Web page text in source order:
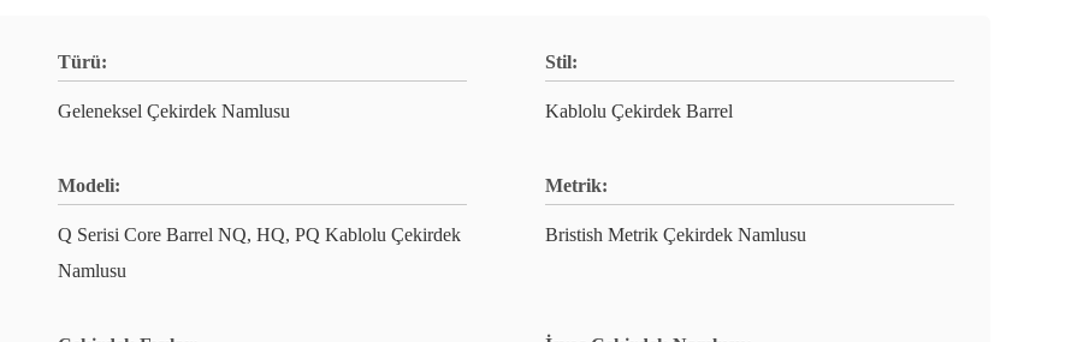
Türü:
Geleneksel Çekirdek Namlusu
Stil:
Kablolu Çekirdek Barrel
Modeli:
Q Serisi Core Barrel NQ, HQ, PQ Kablolu Çekirdek
Namlusu
Metrik:
Bristish Metrik Çekirdek Namlusu